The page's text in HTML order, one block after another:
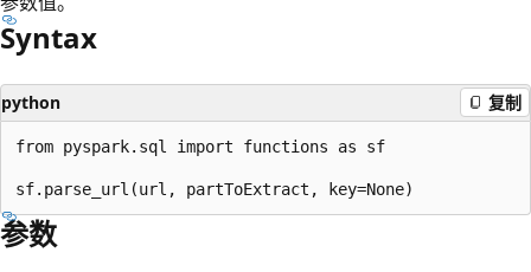
Syntax
python 复制
from pyspark.sql import functions as sf
参数